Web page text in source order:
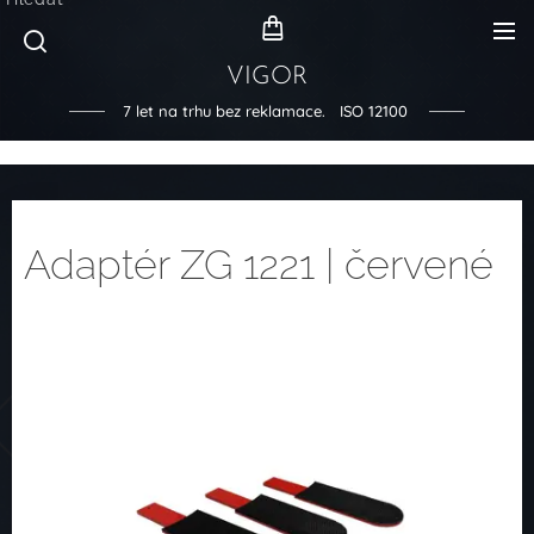
VIGOR
7 let na trhu bez reklamace. ISO 12100
Adaptér ZG 1221 | červené